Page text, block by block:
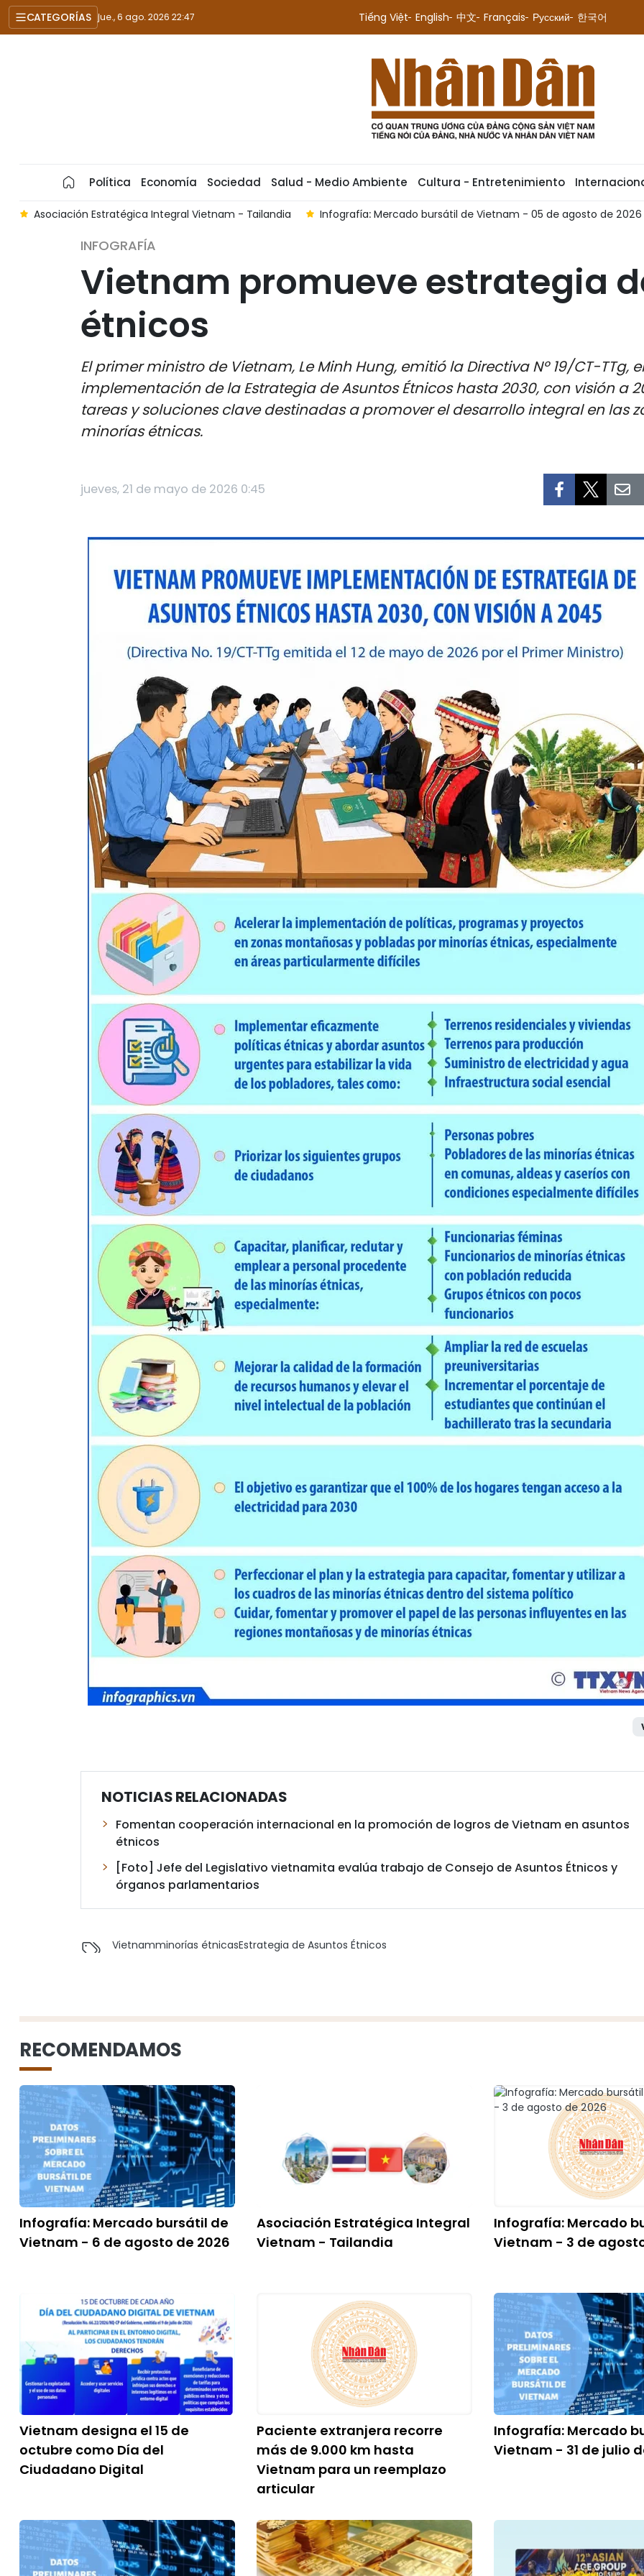
CATEGORÍAS jue., 6 ago. 2026 22:47 Tiếng Việt English 中文 Français Русский 한국어
Política Economía Sociedad Salud - Medio Ambiente Cultura - Entretenimiento
Estratégica Integral Vietnam - Tailandia Infografía: Mercado bursátil de Vietnam - 05 de agosto de 2026 Infografía:
INFOGRAFÍA
Vietnam promueve estrategia
étnicos
El primer ministro de Vietnam, Le Minh Hung, emitió la Directiva Nº 19/CT-TTg,
implementación de la Estrategia de Asuntos Étnicos hasta 2030, con visión a
tareas y soluciones clave destinadas a promover el desarrollo integral en las
minorías étnicas.
jueves, 21 de mayo de 2026 0:45
NOTICIAS RELACIONADAS
Fomentan cooperación internacional en la promoción de logros de Vietnam en asuntos
étnicos
[Foto] Jefe del Legislativo vietnamita evalúa trabajo de Consejo de Asuntos Étnicos y
órganos parlamentarios
Vietnamminorías étnicasEstrategia de Asuntos Étnicos
RECOMENDAMOS
Infografía: Mercado bursátil de
Vietnam - 6 de agosto de 2026
Asociación Estratégica Integral
Vietnam - Tailandia
Infografía: Mercado
Vietnam - 3 de
Vietnam designa el 15 de
octubre como Día del
Ciudadano Digital
Paciente extranjera recorre
más de 9.000 km hasta
Vietnam para un reemplazo
articular
Infografía: Mercado
Vietnam - 31 de julio